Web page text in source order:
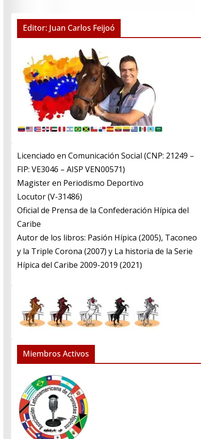
Editor: Juan Carlos Feijoó
Licenciado en Comunicación Social (CNP: 21249 –
FIP: VE3046 – AISP VEN00571)
​Magister en Periodismo Deportivo
​Locutor (V-31486)
​Oficial de Prensa de la Confederación Hípica del
Caribe
​Autor de los libros: Pasión Hípica (2005), Taconeo
y la Triple Corona (2007) y La historia de la Serie
Hípica del Caribe 2009-2019 (2021)
Miembros Activos